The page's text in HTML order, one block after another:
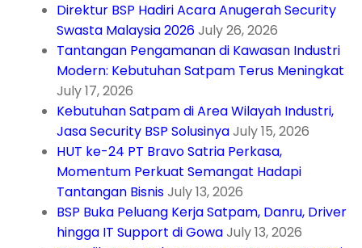
Direktur BSP Hadiri Acara Anugerah Security
Swasta Malaysia 2026July 26, 2026
Tantangan Pengamanan di Kawasan Industri
Modern: Kebutuhan Satpam Terus Meningkat
July 17, 2026
Kebutuhan Satpam di Area Wilayah Industri,
Jasa Security BSP SolusinyaJuly 15, 2026
HUT ke-24 PT Bravo Satria Perkasa,
Momentum Perkuat Semangat Hadapi
Tantangan BisnisJuly 13, 2026
BSP Buka Peluang Kerja Satpam, Danru, Driver
hingga IT Support di GowaJuly 13, 2026